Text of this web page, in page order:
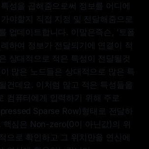
성을 곱해줌으로써 정보를 어디에
야할지 직접 지정 및 전달해줌으로
업데이트합니다. 이말은즉슨, '토폴
하여 정보가 전달되기에 연결이 적
상대적으로 적은 특성이 전달될것
많은 노드들은 상대적으로 많은 특
건데요. 이처럼 많고 적은 특성들을
컴퓨터에게 입력하기 위해 주로
Sparse Row)형태로 전달하
핵심은 Non-zero(0이 아닌값)의 위
으로 확인하고 그 위치만을 연산에